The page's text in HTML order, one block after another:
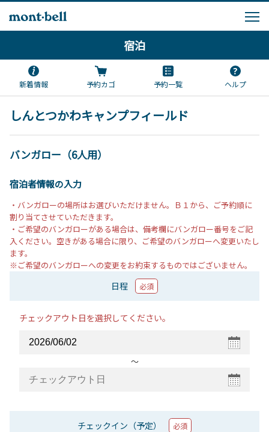
宿泊
新着情報 予約カゴ 予約一覧 ヘルプ
しんとつかわキャンプフィールド
バンガロー（6人用）
宿泊者情報の入力
・バンガローの場所はお選びいただけません。Ｂ１から、ご予約順に
割り当てさせていただきます。
・ご希望のバンガローがある場合は、備考欄にバンガロー番号をご記
入ください。空きがある場合に限り、ご希望のバンガローへ変更いたし
ます。
※ご希望のバンガローへの変更をお約束するものではございません。
日程 必須
チェックアウト日を選択してください。
〜
チェックイン（予定） 必須